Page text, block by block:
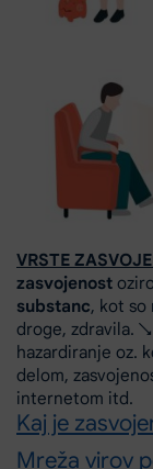
VRSTE
zasvojenost
substanc, kot so
droge, zdravila. ↘
hazardiranje oz.
delom,
internetom itd.
Kaj je
Mreža virov